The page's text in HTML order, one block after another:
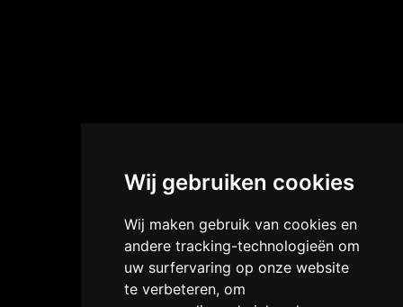
Wij gebruiken cookies
Wij maken gebruik van cookies en
andere tracking-technologieën om
uw surfervaring op onze website
te verbeteren, om